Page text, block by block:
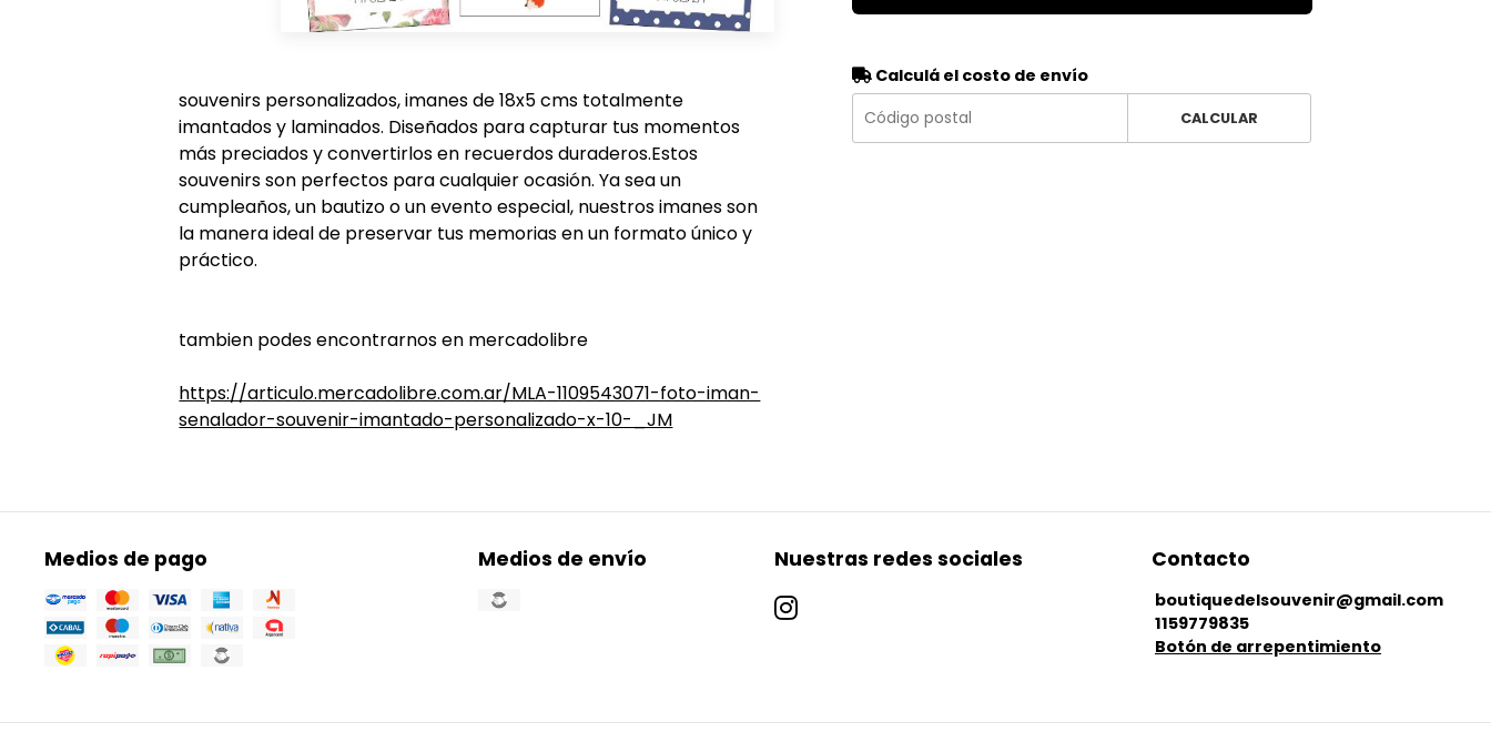
souvenirs personalizados, imanes de 18x5 cms totalmente
imantados y laminados. Diseñados para capturar tus momentos
más preciados y convertirlos en recuerdos duraderos.Estos
souvenirs son perfectos para cualquier ocasión. Ya sea un
cumpleaños, un bautizo o un evento especial, nuestros imanes son
la manera ideal de preservar tus memorias en un formato único y
práctico.
tambien podes encontrarnos en mercadolibre
https://articulo.mercadolibre.com.ar/MLA-1109543071-foto-iman-
senalador-souvenir-imantado-personalizado-x-10-_JM
Calculá el costo de envío
CALCULAR
Medios de pago Medios de envío Nuestras redes sociales Contacto
boutiquedelsouvenir@gmail.com
1159779835
Botón de arrepentimiento